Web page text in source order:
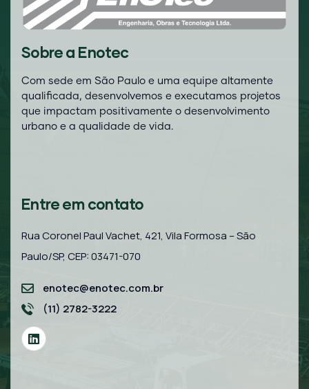
Sobre a Enotec
Com sede em São Paulo e uma equipe altamente
qualificada, desenvolvemos e executamos projetos
que impactam positivamente o desenvolvimento
urbano e a qualidade de vida.
Entre em contato
Rua Coronel Paul Vachet, 421, Vila Formosa – São
Paulo/SP, CEP: 03471-070
enotec@enotec.com.br
(11) 2782-3222